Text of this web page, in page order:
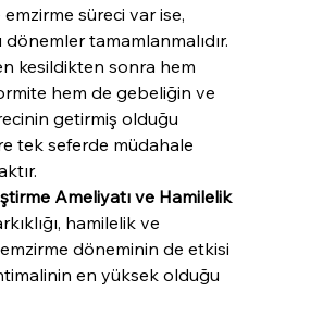
süreci var ise,
tamamlanmalıdır.
kesildikten sonra hem
hem de gebeliğin ve
getirmiş olduğu
tek seferde müdahale
Ameliyatı ve Hamilelik
hamilelik ve
döneminin de etkisi
en yüksek olduğu